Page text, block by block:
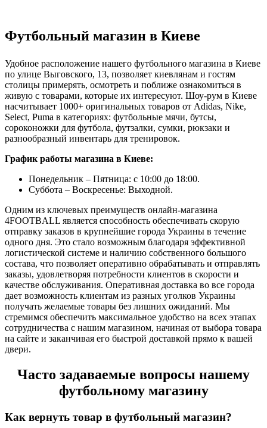
Футбольный магазин в Киеве
Удобное расположение нашего футбольного магазина в Киеве
по улице Выговского, 13, позволяет киевлянам и гостям
столицы примерять, осмотреть и поближе ознакомиться в
живую с товарами, которые их интересуют. Шоу-рум в Киеве
насчитывает 1000+ оригинальных товаров от Adidas, Nike,
Select, Puma в категориях: футбольные мячи, бутсы,
сороконожки для футбола, футзалки, сумки, рюкзаки и
разнообразный инвентарь для тренировок.
График работы магазина в Киеве:
Понедельник – Пятница: с 10:00 до 18:00.
Суббота – Воскресенье: Выходной.
Одним из ключевых преимуществ онлайн-магазина
4FOOTBALL является способность обеспечивать скорую
отправку заказов в крупнейшие города Украины в течение
одного дня. Это стало возможным благодаря эффективной
логистической системе и наличию собственного большого
состава, что позволяет оперативно обрабатывать и отправлять
заказы, удовлетворяя потребности клиентов в скорости и
качестве обслуживания. Оперативная доставка во все города
дает возможность клиентам из разных уголков Украины
получать желаемые товары без лишних ожиданий. Мы
стремимся обеспечить максимальное удобство на всех этапах
сотрудничества с нашим магазином, начиная от выбора товара
на сайте и заканчивая его быстрой доставкой прямо к вашей
двери.
Часто задаваемые вопросы нашему
футбольному магазину
Как вернуть товар в футбольный магазин?